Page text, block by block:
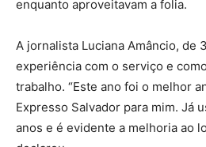
enquanto aproveitavam a folia.
A jornalista Luciana Amâncio, de
experiência com o serviço e
trabalho. “Este ano foi o melhor
Expresso Salvador para mim. Já
anos e é evidente a melhoria ao